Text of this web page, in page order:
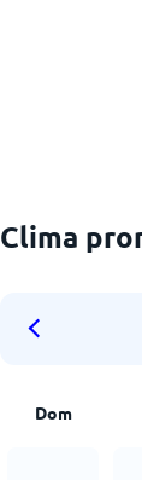
Clima
Dom